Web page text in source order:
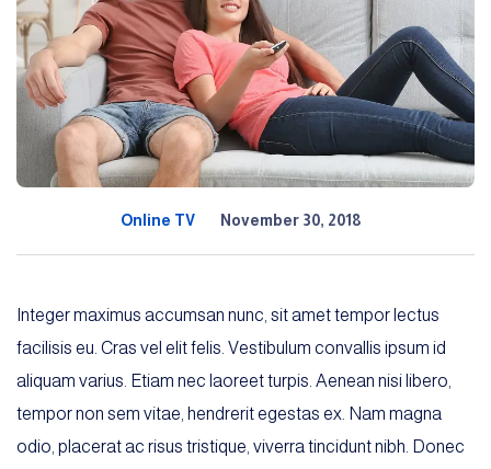
Online TV November 30, 2018
Integer maximus accumsan nunc, sit amet tempor lectus
facilisis eu. Cras vel elit felis. Vestibulum convallis ipsum id
aliquam varius. Etiam nec laoreet turpis. Aenean nisi libero,
tempor non sem vitae, hendrerit egestas ex. Nam magna
odio, placerat ac risus tristique, viverra tincidunt nibh. Donec